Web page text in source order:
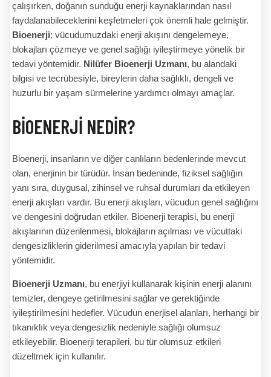
çalışırken, doğanın sunduğu enerji kaynaklarından nasıl
faydalanabileceklerini keşfetmeleri çok önemli hale gelmiştir.
Bioenerji; vücudumuzdaki enerji akışını dengelemeye,
blokajları çözmeye ve genel sağlığı iyileştirmeye yönelik bir
tedavi yöntemidir. Nilüfer Bioenerji Uzmanı, bu alandaki
bilgisi ve tecrübesiyle, bireylerin daha sağlıklı, dengeli ve
huzurlu bir yaşam sürmelerine yardımcı olmayı amaçlar.
BIOENERJI NEDIR?
Bioenerji, insanların ve diğer canlıların bedenlerinde mevcut
olan, enerjinin bir türüdür. İnsan bedeninde, fiziksel sağlığın
yanı sıra, duygusal, zihinsel ve ruhsal durumları da etkileyen
enerji akışları vardır. Bu enerji akışları, vücudun genel sağlığını
ve dengesini doğrudan etkiler. Bioenerji terapisi, bu enerji
akışlarının düzenlenmesi, blokajların açılması ve vücuttaki
dengesizliklerin giderilmesi amacıyla yapılan bir tedavi
yöntemidir.
Bioenerji Uzmanı, bu enerjiyi kullanarak kişinin enerji alanını
temizler, dengeye getirilmesini sağlar ve gerektiğinde
iyileştirilmesini hedefler. Vücudun enerjisel alanları, herhangi bir
tıkanıklık veya dengesizlik nedeniyle sağlığı olumsuz
etkileyebilir. Bioenerji terapileri, bu tür olumsuz etkileri
düzeltmek için kullanılır.